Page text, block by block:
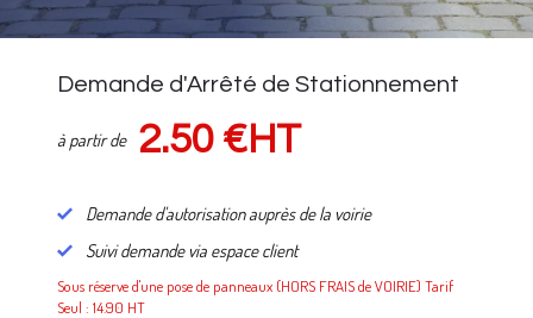
Demande d'Arrêté de Stationnement
à partir de 2.50 €HT
Demande d'autorisation auprès de la voirie
Suivi demande via espace client
Sous réserve d'une pose de panneaux (HORS FRAIS de VOIRIE) Tarif
Seul : 14.90 HT